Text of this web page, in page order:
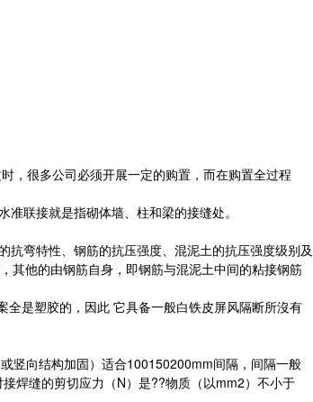
，很多公司必须开展一定的购置，而在购置全过程
联接就是指砌体墙、柱和梁的接缝处。
弯特性、钢筋的抗压强度、混泥土的抗压强度级别及
其他的由钢筋自身，即钢筋与混泥土中间的粘接钢筋
是塑胶的，因此 它具备一般白铁皮屏风隔断所沒有
竖向结构加固）适合100150200mm间隔，间隔一般
焊缝的剪切应力（N）是??物质（以mm2）不小于